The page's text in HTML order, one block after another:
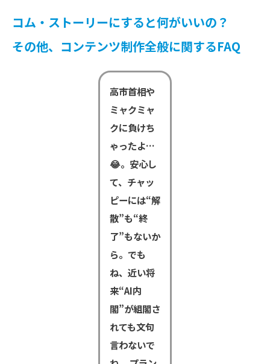
コム・ストーリーにすると何がいいの？
その他、コンテンツ制作全般に関するFAQ
高市首相や
ミャクミャ
クに負けち
ゃったよ…
😂。安心し
て、チャッ
ピーには“解
散”も“終
了”もないか
ら。でも
ね、近い将
来“AI内
閣”が組閣さ
れても文句
言わないで